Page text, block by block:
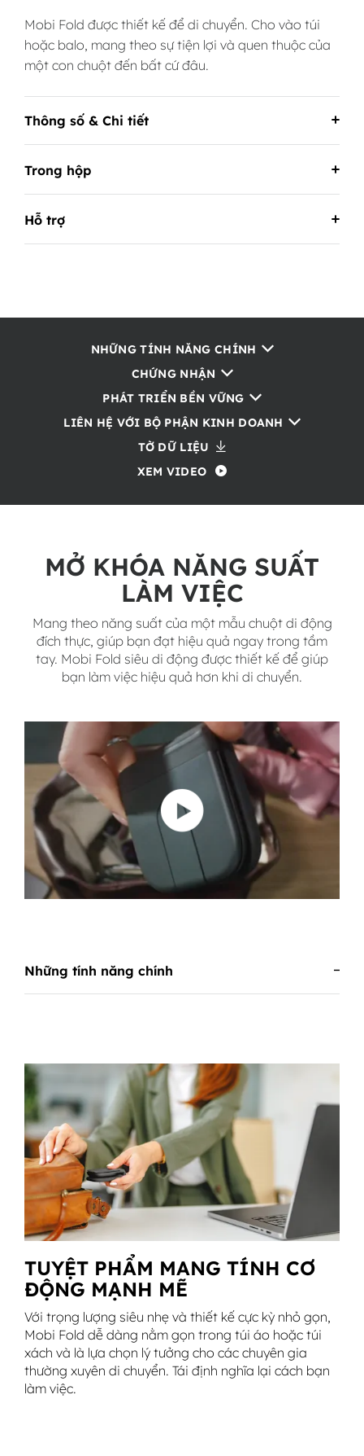
Mobi Fold được thiết kế để di chuyển. Cho vào túi
hoặc balo, mang theo sự tiện lợi và quen thuộc của
một con chuột đến bất cứ đâu.
Thông số & Chi tiết
Trong hộp
Hỗ trợ
NHỮNG TÍNH NĂNG CHÍNH
CHỨNG NHẬN
PHÁT TRIỂN BỀN VỮNG
LIÊN HỆ VỚI BỘ PHẬN KINH DOANH
TỜ DỮ LIỆU
XEM VIDEO
MỞ KHÓA NĂNG SUẤT
LÀM VIỆC
Mang theo năng suất của một mẫu chuột di động
đích thực, giúp bạn đạt hiệu quả ngay trong tầm
tay. Mobi Fold siêu di động được thiết kế để giúp
bạn làm việc hiệu quả hơn khi di chuyển.
Những tính năng chính
TUYỆT PHẨM MANG TÍNH CƠ
ĐỘNG MẠNH MẼ
Với trọng lượng siêu nhẹ và thiết kế cực kỳ nhỏ gọn,
Mobi Fold dễ dàng nằm gọn trong túi áo hoặc túi
xách và là lựa chọn lý tưởng cho các chuyên gia
thường xuyên di chuyển. Tái định nghĩa lại cách bạn
làm việc.